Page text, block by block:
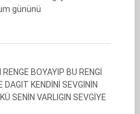
gününü
BOYAYIP BU RENGİ
DAGIT KENDİNİ SEVGİNİN
SENİN VARLIGIN SEVGİYE